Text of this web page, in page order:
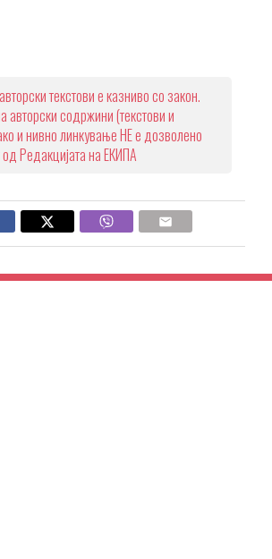
текстови е казниво со закон.
авторски содржини (текстови и
и нивно линкување НЕ е дозволено
Редакцијата на ЕКИПА